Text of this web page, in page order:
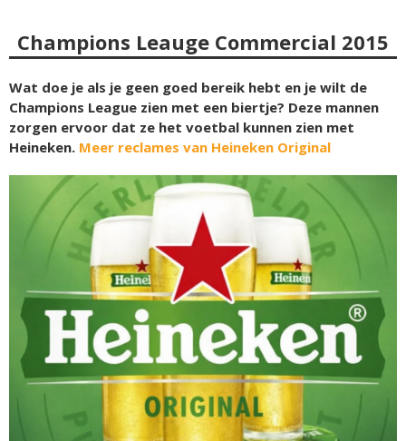
Champions Leauge Commercial 2015
Wat doe je als je geen goed bereik hebt en je wilt de
Champions League zien met een biertje? Deze mannen
zorgen ervoor dat ze het voetbal kunnen zien met
Heineken. Meer reclames van Heineken Original